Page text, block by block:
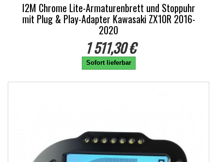
I2M Chrome Lite-Armaturenbrett und Stoppuhr
mit Plug & Play-Adapter Kawasaki ZX10R 2016-
2020
1 511,30 €
Sofort lieferbar